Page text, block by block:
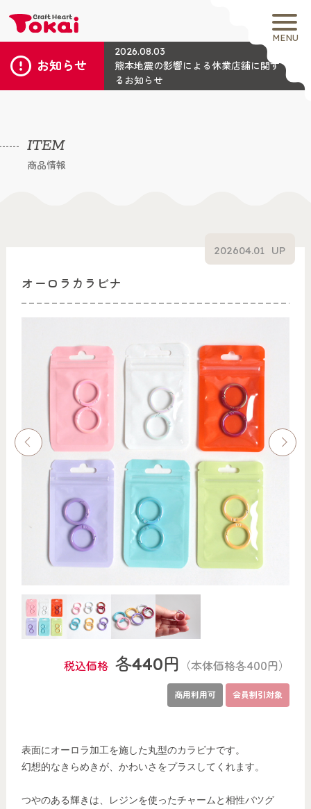
MENU
お知らせ
2026.08.03
熊本地震の影響による休業店舗に関す
るお知らせ
ITEM
商品情報
オーロラカラビナ
202604.01 UP
税込価格 各440円 （本体価格各400円）
商用利用可 会員割引対象
表面にオーロラ加工を施した丸型のカラビナです。
幻想的なきらめきが、かわいさをプラスしてくれます。
つやのある輝きは、レジンを使ったチャームと相性バツグ